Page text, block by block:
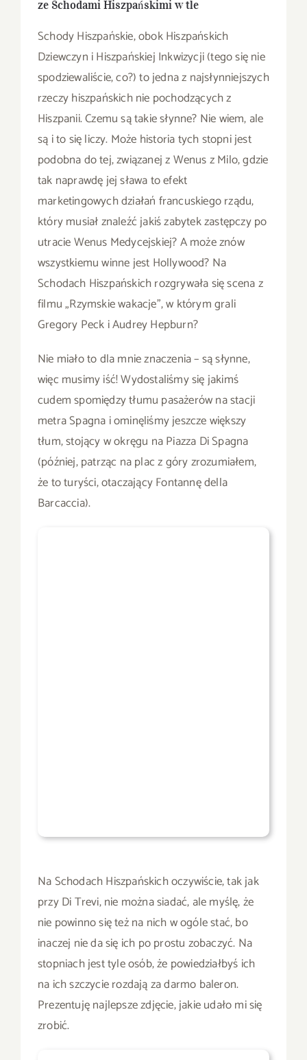
ze Schodami Hiszpańskimi w tle
Schody Hiszpańskie, obok Hiszpańskich
Dziewczyn i Hiszpańskiej Inkwizycji (tego się nie
spodziewaliście, co?) to jedna z najsłynniejszych
rzeczy hiszpańskich nie pochodzących z
Hiszpanii. Czemu są takie słynne? Nie wiem, ale
są i to się liczy. Może historia tych stopni jest
podobna do tej, związanej z Wenus z Milo, gdzie
tak naprawdę jej sława to efekt
marketingowych działań francuskiego rządu,
który musiał znaleźć jakiś zabytek zastępczy po
utracie Wenus Medycejskiej? A może znów
wszystkiemu winne jest Hollywood? Na
Schodach Hiszpańskich rozgrywała się scena z
filmu „Rzymskie wakacje”, w którym grali
Gregory Peck i Audrey Hepburn?
Nie miało to dla mnie znaczenia – są słynne,
więc musimy iść! Wydostaliśmy się jakimś
cudem spomiędzy tłumu pasażerów na stacji
metra Spagna i ominęliśmy jeszcze większy
tłum, stojący w okręgu na Piazza Di Spagna
(później, patrząc na plac z góry zrozumiałem,
że to turyści, otaczający Fontannę della
Barcaccia).
Na Schodach Hiszpańskich oczywiście, tak jak
przy Di Trevi, nie można siadać, ale myślę, że
nie powinno się też na nich w ogóle stać, bo
inaczej nie da się ich po prostu zobaczyć. Na
stopniach jest tyle osób, że powiedziałbyś ich
na ich szczycie rozdają za darmo baleron.
Prezentuję najlepsze zdjęcie, jakie udało mi się
zrobić.